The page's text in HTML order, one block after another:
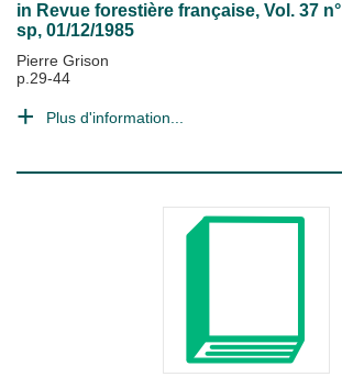
in Revue forestière française, Vol. 37 n°
sp, 01/12/1985
Pierre Grison
p.29-44
Plus d'information...